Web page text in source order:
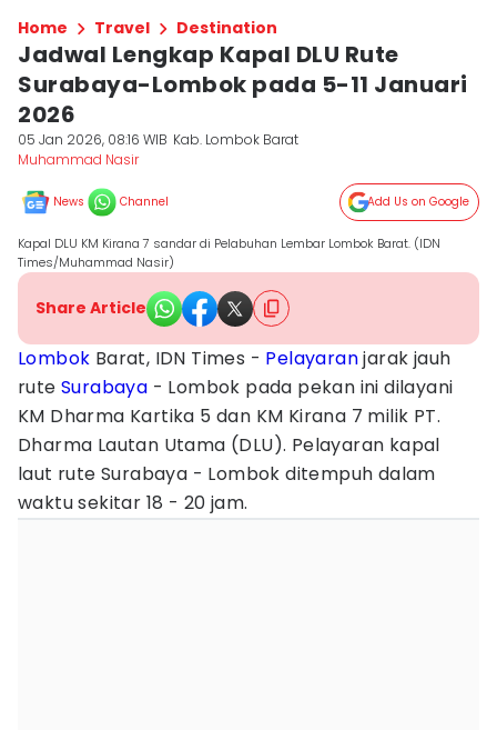
Home Travel Destination
Jadwal Lengkap Kapal DLU Rute
Surabaya-Lombok pada 5-11 Januari
2026
05 Jan 2026, 08:16 WIB Kab. Lombok Barat
Muhammad Nasir
News Channel Add Us on Google
Kapal DLU KM Kirana 7 sandar di Pelabuhan Lembar Lombok Barat. (IDN
Times/Muhammad Nasir)
Share Article
Lombok Barat, IDN Times - Pelayaranjarak jauh
rute Surabaya - Lombok pada pekan ini dilayani
KM Dharma Kartika 5 dan KM Kirana 7 milik PT.
Dharma Lautan Utama (DLU). Pelayaran kapal
laut rute Surabaya - Lombok ditempuh dalam
waktu sekitar 18 - 20 jam.